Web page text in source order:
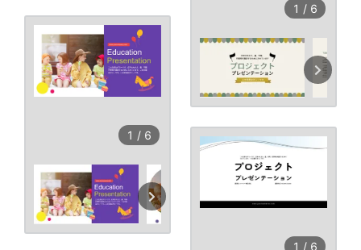
1 / 6
1 / 6
1 / 6